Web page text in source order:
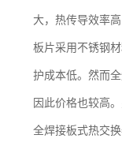
大，热传导效率
板片采用不锈钢
护成本低。然而
因此价格也较高
全焊接板式热交